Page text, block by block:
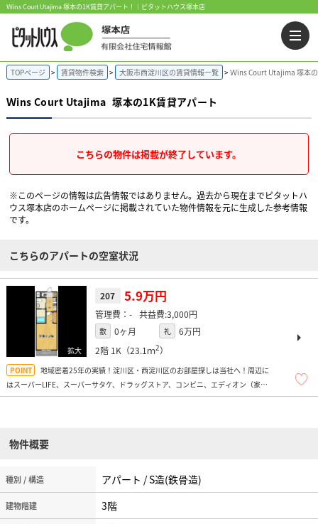
Ｗins Court Utajima 塚本の1K賃貸アパート！｜ピタットハウス塚本店
TOPページ 賃貸物件検索 大阪市西淀川区の賃貸情報一覧 Ｗins Court Utajima 塚本
Ｗins Court Utajima 塚本の1K賃貸アパート
こちらの物件は掲載が終了しています。
※このページの情報は広告情報ではありません。過去から現在までピタットハ
ウス塚本店のホームぺージに掲載されていた物件情報を元に生成した参考情報
です。
こちらのアパートの空室状況
207 5.9万円
- 3,000円
敷 0ヶ月 礼
6万円
2階 1K（23.1ｍ2）
地域密着25年の実績！淀川区・西淀川区のお部屋探しは当社へ！周辺に
はスーパーLIFE、スーパーサタケ、ドラッグストア、コンビニ、エディオン（家電
量販店）などがあり便利ですよ！
物件概要
種別 / 構造 アパート / S造(鉄骨造)
建物階建 3階